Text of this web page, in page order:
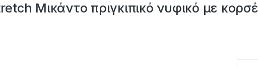
Μικάντο πριγκιπικό νυφικό με